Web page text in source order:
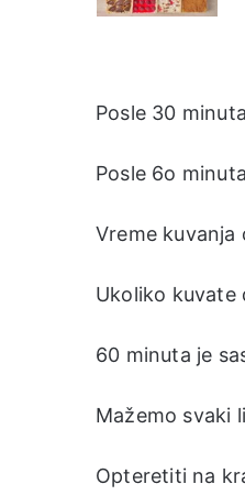
Posle 30
Posle 6o
Vreme kuvanja
Ukoliko kuvate
60 minuta je
Mažemo svaki
Opteretiti na